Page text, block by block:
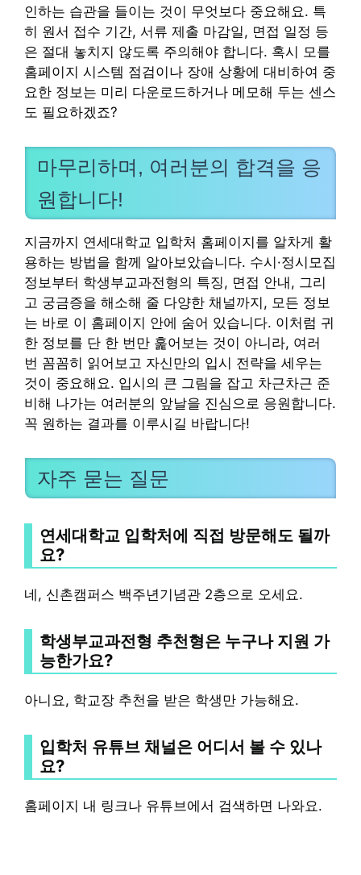
인하는 습관을 들이는 것이 무엇보다 중요해요. 특
히 원서 접수 기간, 서류 제출 마감일, 면접 일정 등
은 절대 놓치지 않도록 주의해야 합니다. 혹시 모를
홈페이지 시스템 점검이나 장애 상황에 대비하여 중
요한 정보는 미리 다운로드하거나 메모해 두는 센스
도 필요하겠죠?
마무리하며, 여러분의 합격을 응
원합니다!
지금까지 연세대학교 입학처 홈페이지를 알차게 활
용하는 방법을 함께 알아보았습니다. 수시·정시모집
정보부터 학생부교과전형의 특징, 면접 안내, 그리
고 궁금증을 해소해 줄 다양한 채널까지, 모든 정보
는 바로 이 홈페이지 안에 숨어 있습니다. 이처럼 귀
한 정보를 단 한 번만 훑어보는 것이 아니라, 여러
번 꼼꼼히 읽어보고 자신만의 입시 전략을 세우는
것이 중요해요. 입시의 큰 그림을 잡고 차근차근 준
비해 나가는 여러분의 앞날을 진심으로 응원합니다.
꼭 원하는 결과를 이루시길 바랍니다!
자주 묻는 질문
연세대학교 입학처에 직접 방문해도 될까
요?
네, 신촌캠퍼스 백주년기념관 2층으로 오세요.
학생부교과전형 추천형은 누구나 지원 가
능한가요?
아니요, 학교장 추천을 받은 학생만 가능해요.
입학처 유튜브 채널은 어디서 볼 수 있나
요?
홈페이지 내 링크나 유튜브에서 검색하면 나와요.